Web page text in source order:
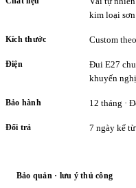
kim loại
Kích thước Custom
Điện
Đui E27
khuyến nghị
Bảo hành 12 tháng ·
Đổi trả 7 ngày kể
Bảo quản · lưu ý thủ công